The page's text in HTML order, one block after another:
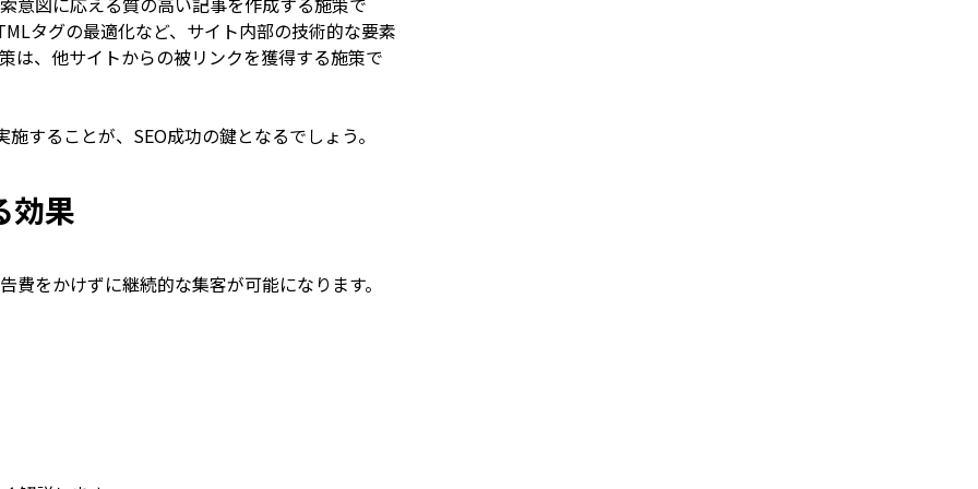
タグの最適化など、サイト内部の技術的な要素
は、他サイトからの被リンクを獲得する施策で
することが、SEO成功の鍵となるでしょう。
効果
費をかけずに継続的な集客が可能になります。